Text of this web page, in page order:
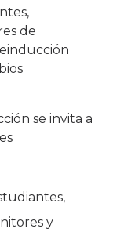
de
se invita a
y